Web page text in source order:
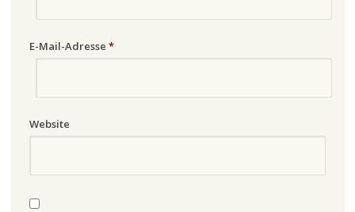
E-Mail-Adresse *
Website